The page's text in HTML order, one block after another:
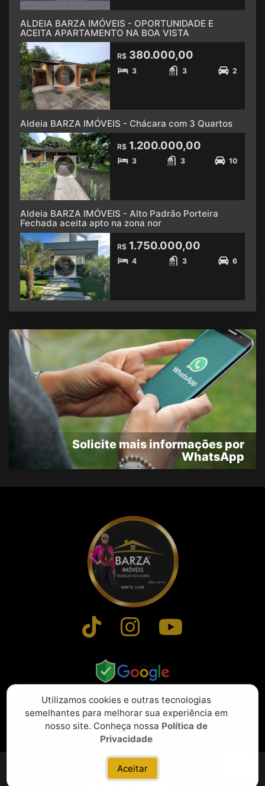
Utilizamos cookies e outras tecnologias
semelhantes para melhorar sua experiência em
nosso site. Conheça nossa Política de
Privacidade
Aceitar
ALDEIA BARZA IMÓVEIS - OPORTUNIDADE E
ACEITA APARTAMENTO NA BOA VISTA
R$ 380.000,00
3 3 2
Aldeia BARZA IMÓVEIS - Chácara com 3 Quartos
R$ 1.200.000,00
3 3 10
Aldeia BARZA IMÓVEIS - Alto Padrão Porteira
Fechada aceita apto na zona nor
R$ 1.750.000,00
4 3 6
Solicite mais informações por
WhatsApp
Estrada de Aldeia, 1441, de 7041 ao fim - lado ímpar,
Aldeia dos Camarás, Camaragibe, PE